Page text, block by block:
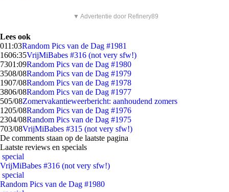
▼ Advertentie door Refinery89
Lees ook
011:03Random Pics van de Dag #1981
1606:35VrijMiBabes #316 (not very sfw!)
7301:09Random Pics van de Dag #1980
3508/08Random Pics van de Dag #1979
1907/08Random Pics van de Dag #1978
3806/08Random Pics van de Dag #1977
505/08Zomervakantieweerbericht: aanhoudend zomers
1205/08Random Pics van de Dag #1976
2304/08Random Pics van de Dag #1975
703/08VrijMiBabes #315 (not very sfw!)
De comments staan op de laatste pagina
Laatste reviews en specials
special
VrijMiBabes #316 (not very sfw!)
special
Random Pics van de Dag #1980